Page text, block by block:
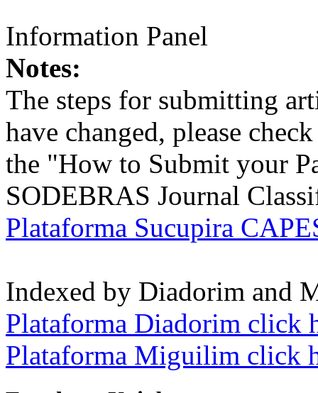
Information Panel
Notes:
The steps for submitting
have changed, please
the "How to Submit your
SODEBRAS Journal
Plataforma Sucupira
Indexed by Diadorim and
Plataforma Diadorim click
Plataforma Miguilim click